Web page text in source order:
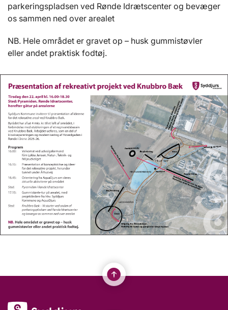
parkeringspladsen ved Rønde Idrætscenter og bevæger
os sammen ned over arealet
NB. Hele området er gravet op – husk gummistøvler
eller andet praktisk fodtøj.